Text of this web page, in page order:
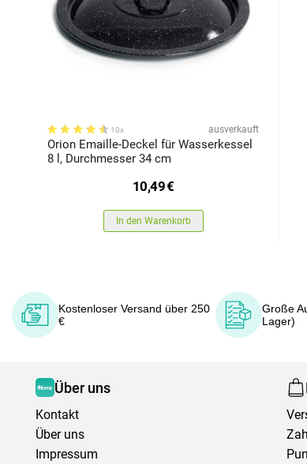
10x ausverkauft
Orion Emaille-Deckel für Wasserkessel
8 l, Durchmesser 34 cm
10,49€
In den Warenkorb
Kostenloser Versand über 250
€
Große
Lager)
Über uns
Kontakt
Über uns
Impressum